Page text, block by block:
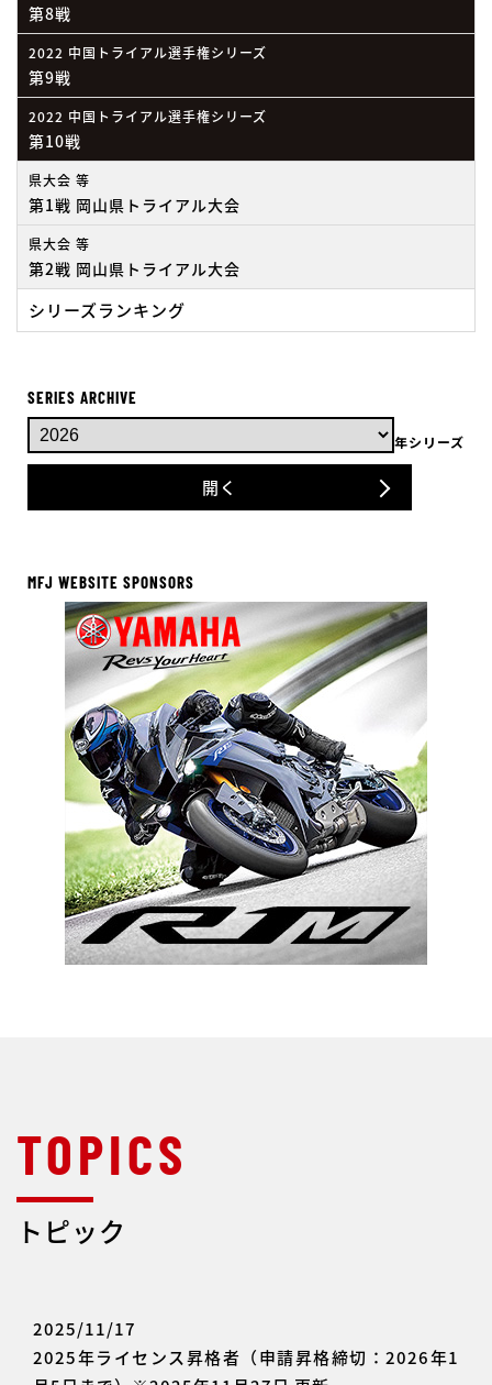
第8戦
2022 中国トライアル選手権シリーズ
第9戦
2022 中国トライアル選手権シリーズ
第10戦
県大会 等
第1戦 岡山県トライアル大会
県大会 等
第2戦 岡山県トライアル大会
シリーズランキング
SERIES ARCHIVE
年シリーズ
開く
MFJ WEBSITE SPONSORS
トピック
2025/11/17
2025年ライセンス昇格者（申請昇格締切：2026年1